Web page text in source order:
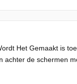
Het Gemaakt is
achter de schermen